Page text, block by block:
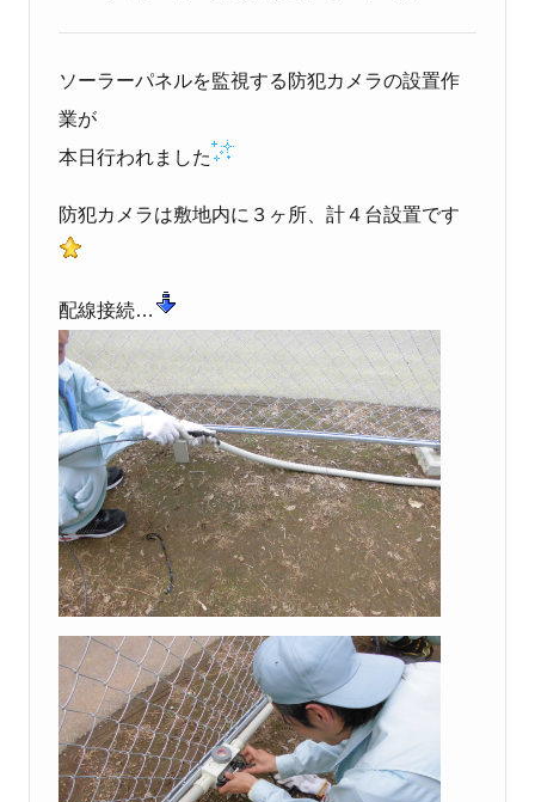
ソーラーパネルを監視する防犯カメラの設置作
業が
本日行われました
防犯カメラは敷地内に３ヶ所、計４台設置です
配線接続…